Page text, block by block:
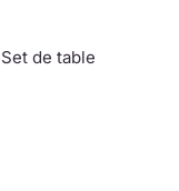
de table